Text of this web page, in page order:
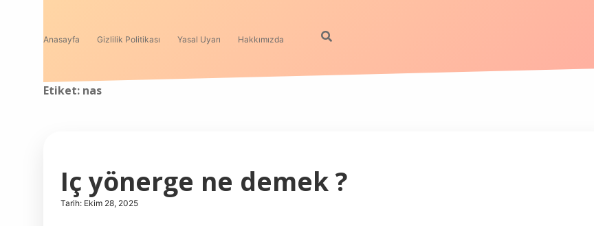
Anasayfa Gizlilik Politikası Yasal Uyarı Hakkımızda
Etiket: nas
Iç yönerge ne demek ?
Tarih: Ekim 28, 2025